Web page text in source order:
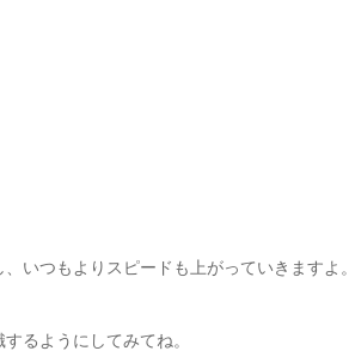
いつもよりスピードも上がっていきますよ。
るようにしてみてね。